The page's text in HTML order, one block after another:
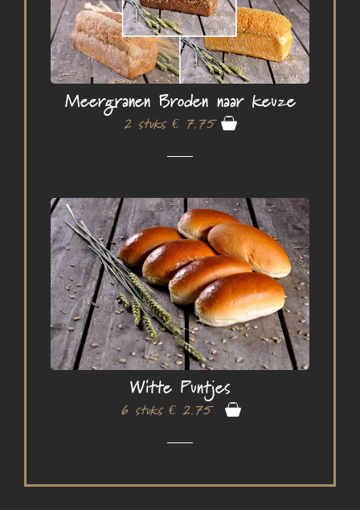
Meergranen Broden naar keuze
2 stuks € 7.75
Witte Puntjes
6 stuks € 2.75